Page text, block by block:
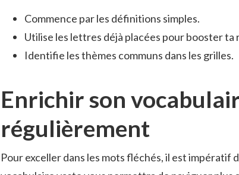
Commence par les définitions simples.
Utilise les lettres déjà placées pour booster ta
Identifie les thèmes communs dans les grilles.
Enrichir son
régulièrement
Pour exceller dans les mots fléchés, il est impératif